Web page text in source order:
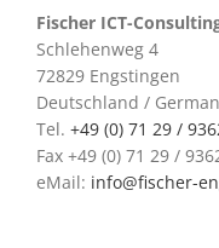
Fischer ICT-
Schlehenweg 4
72829 Engstingen
Deutschland /
Tel. +49 (0) 71 29 /
Fax +49 (0) 71 29 /
eMail: info@fischer-